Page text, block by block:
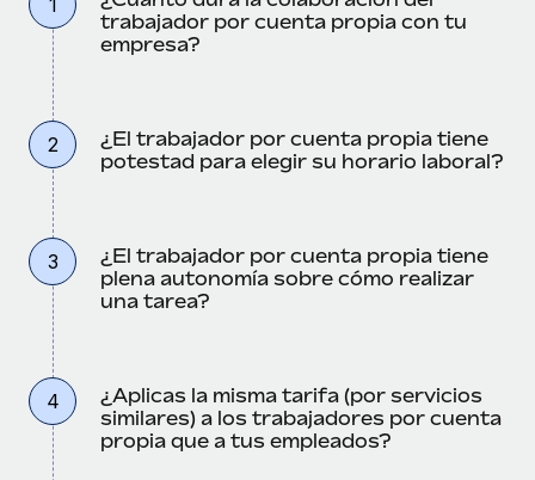
trabajador por cuenta propia con tu
empresa?
2
¿El trabajador por cuenta propia tiene
potestad para elegir su horario laboral?
3
¿El trabajador por cuenta propia tiene
plena autonomía sobre cómo realizar
una tarea?
4
¿Aplicas la misma tarifa (por servicios
similares) a los trabajadores por cuenta
propia que a tus empleados?